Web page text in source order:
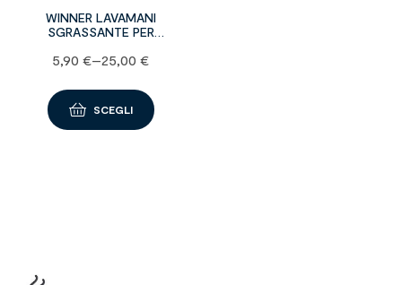
WINNER LAVAMANI
SGRASSANTE PER
5,90 €–25,00 €
SCEGLI